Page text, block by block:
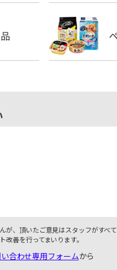
が、頂いたご意見はスタッフがすべ
改善を行ってまいります。
合わせ専用フォームから